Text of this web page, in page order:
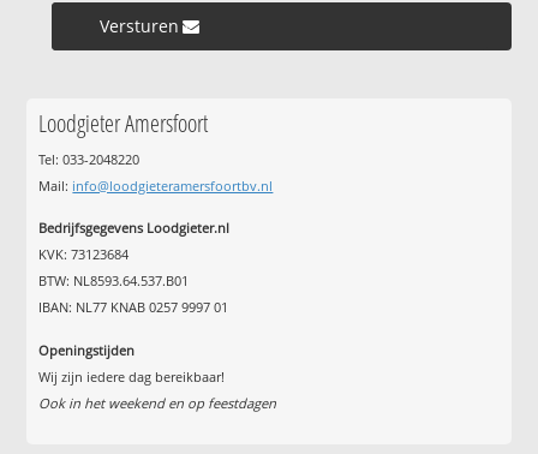
Versturen »
Loodgieter Amersfoort
Tel: 033-2048220
Mail: info@loodgieteramersfoortbv.nl
Bedrijfsgegevens Loodgieter.nl
KVK: 73123684
BTW: NL8593.64.537.B01
IBAN: NL77 KNAB 0257 9997 01
Openingstijden
Wij zijn iedere dag bereikbaar!
Ook in het weekend en op feestdagen